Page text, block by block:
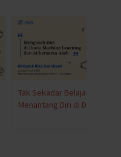
Tak Sekadar Belajar, Rika
Menantang Diri di Dunia AI